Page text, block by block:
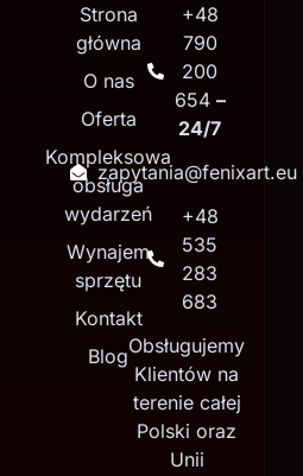
Strona
główna
O nas
Oferta
Kompleksowa
obsługa
wydarzeń
Wynajem
sprzętu
Kontakt
Blog
+48
790
200
654 –
24/7
zapytania@fenixart.eu
+48
535
283
683
Obsługujemy
Klientów na
terenie całej
Polski oraz
Unii